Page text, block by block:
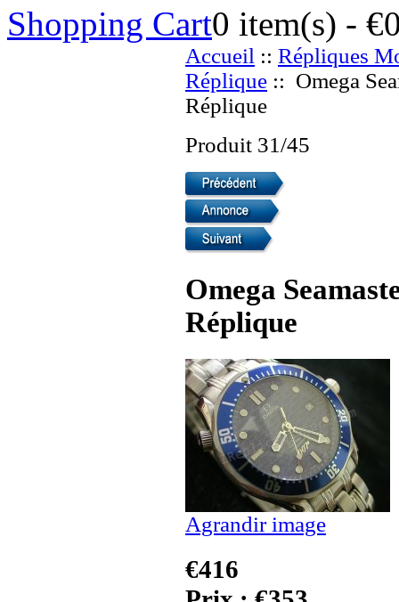
Shopping Cart0 item(s) -
Accueil :: Répliques
Réplique :: Omega
Réplique
Produit 31/45
Omega
Réplique
Agrandir image
€416